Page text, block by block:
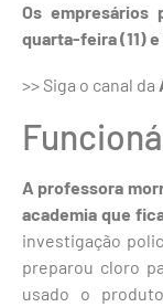
Os empresários
quarta-feira (11)
>> Siga o canal da
A professora
academia que
investigação
preparou cloro
usado o